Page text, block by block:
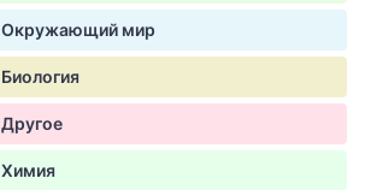
Окружающий мир
Биология
Другое
Химия